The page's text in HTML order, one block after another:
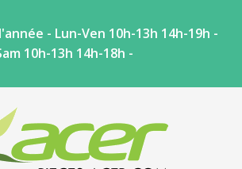
- Lun-Ven 10h-13h 14h-19h -
10h-13h 14h-18h -